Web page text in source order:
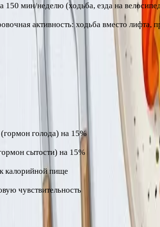
150 мин/неделю (ходьба, езда на
активность: ходьба вместо лифта,
которые напрямую влияют на вес.
голода) на 15%
сытости) на 15%
калорийной пище
чувствительность
люди, которые спят 5–6 часов, в